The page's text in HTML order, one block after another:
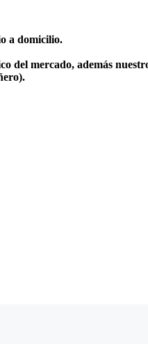
a domicilio.
del mercado, además